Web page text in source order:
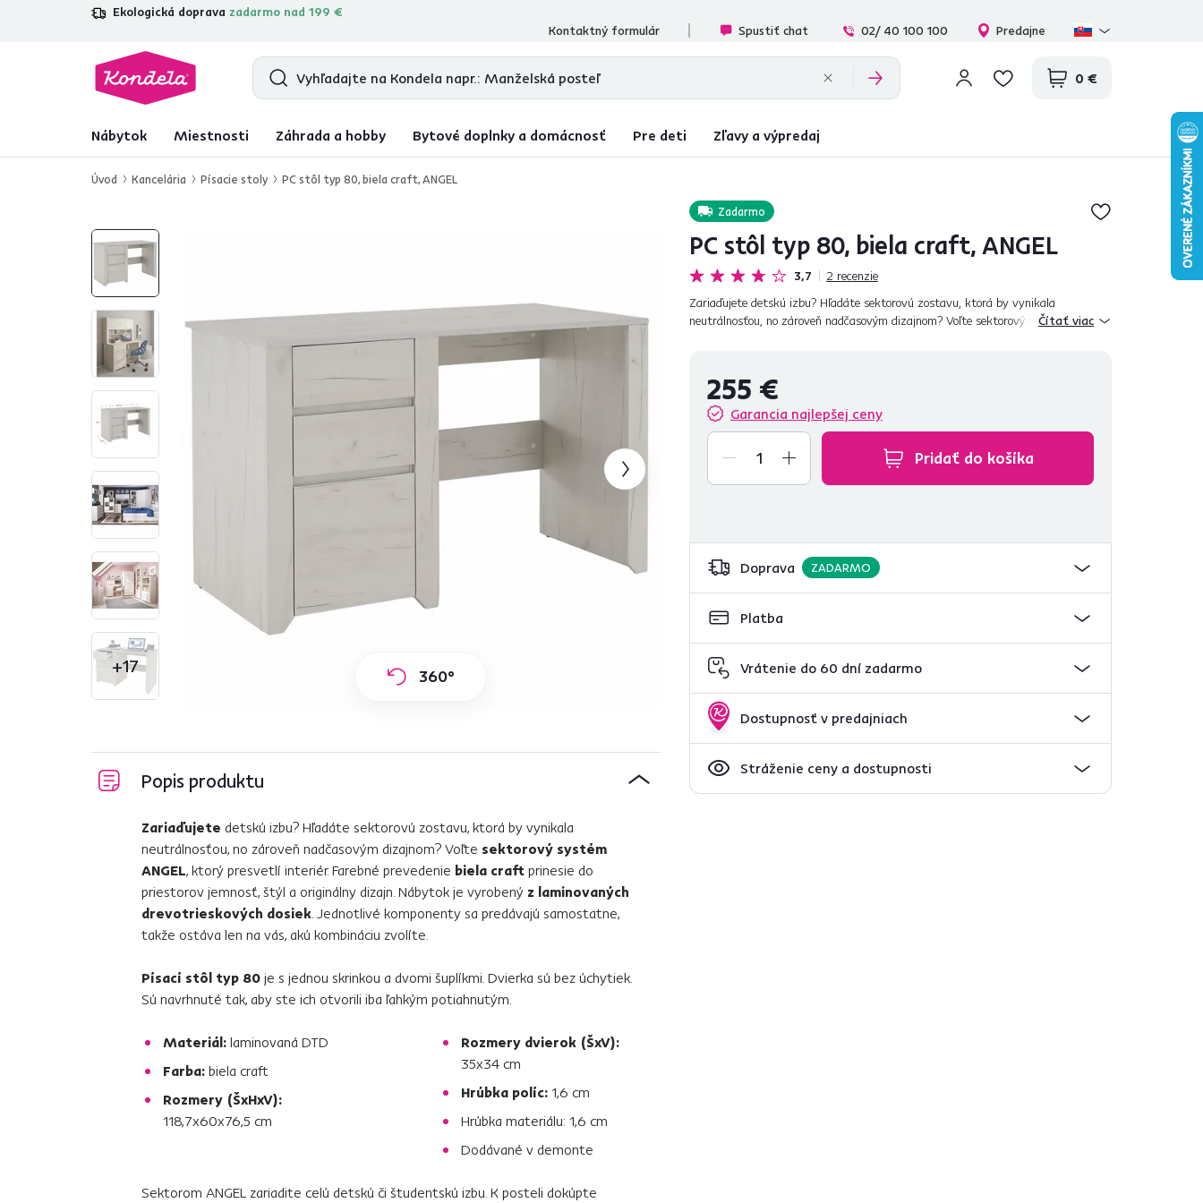
Ekologická doprava zadarmo nad 199 €
4,7 31 285overených produktových recenzií
Kontaktný formulár
Spustiť chat 02/ 40 100 100 Predajne
0 €
Nábytok Miestnosti Záhrada a hobby Bytové doplnky a domácnosť Pre deti Zľavy a výpredaj
Úvod Kancelária Písacie stoly PC stôl typ 80, biela craft, ANGEL
+17 360°
Zadarmo
PC stôl typ 80, biela craft, ANGEL
3,7 2 recenzie
Zariaďujete detskú izbu? Hľadáte sektorovú zostavu, ktorá by vynikala
neutrálnosťou, no zároveň nadčasovým dizajnom? Voľte sektorový systém ANGEL,
Čítať viac
255 €
Garancia najlepšej ceny
Pridať do košíka
Doprava ZADARMO
Platba
Vrátenie do 60 dní zadarmo
Dostupnosť v predajniach
Stráženie ceny a dostupnosti
Popis produktu
Zariaďujete detskú izbu? Hľadáte sektorovú zostavu, ktorá by vynikala
neutrálnosťou, no zároveň nadčasovým dizajnom? Voľte sektorový systém
ANGEL, ktorý presvetlí interiér. Farebné prevedenie biela craft prinesie do
priestorov jemnosť, štýl a originálny dizajn. Nábytok je vyrobený z laminovaných
drevotrieskových dosiek . Jednotlivé komponenty sa predávajú samostatne,
takže ostáva len na vás, akú kombináciu zvolíte.
Písací stôl typ 80 je s jednou skrinkou a dvomi šuplíkmi. Dvierka sú bez úchytiek.
Sú navrhnuté tak, aby ste ich otvorili iba ľahkým potiahnutým.
Materiál: laminovaná DTD
Farba: biela craft
Rozmery (ŠxHxV):
118,7x60x76,5 cm
Rozmery dvierok (ŠxV):
35x34 cm
Hrúbka políc: 1,6 cm
Hrúbka materiálu: 1,6 cm
Dodávané v demonte
Sektorom ANGEL zariadite celú detskú či študentskú izbu. K posteli dokúpte